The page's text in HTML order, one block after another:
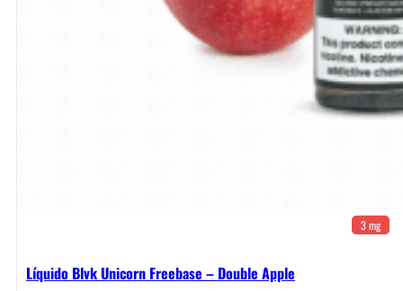
3 mg
Líquido Blvk Unicorn Freebase – Double Apple